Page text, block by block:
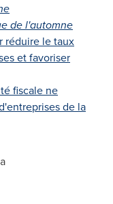
de l'automne
réduire le taux
et favoriser
fiscale ne
de la